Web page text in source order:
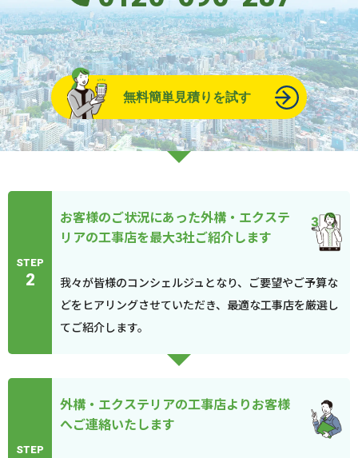
無料簡単見積りを試す
STEP
2
お客様のご状況にあった外構・エクステ
リアの工事店を最大3社ご紹介します
我々が皆様のコンシェルジュとなり、ご要望やご予算な
どをヒアリングさせていただき、最適な工事店を厳選し
てご紹介します。
STEP
外構・エクステリアの工事店よりお客様
へご連絡いたします